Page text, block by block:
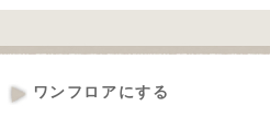
ワンフロアにする